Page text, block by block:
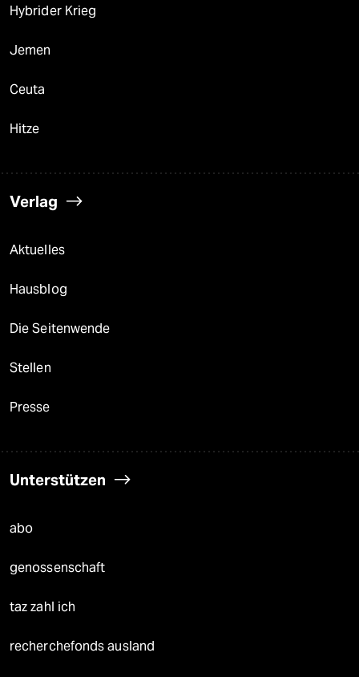
Hybrider Krieg
Jemen
Ceuta
Hitze
Verlag
Aktuelles
Hausblog
Die Seitenwende
Stellen
Presse
Unterstützen
abo
genossenschaft
taz zahl ich
recherchefonds ausland